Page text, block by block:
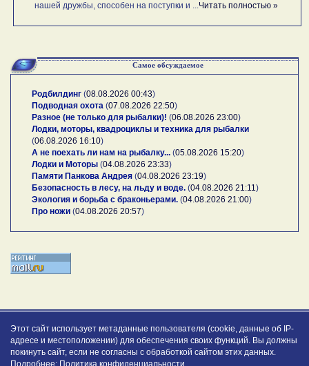
нашей дружбы, способен на поступки и ...Читать полностью »
Самое обсуждаемое
Родбилдинг (08.08.2026 00:43)
Подводная охота (07.08.2026 22:50)
Разное (не только для рыбалки)! (06.08.2026 23:00)
Лодки, моторы, квадроциклы и техника для рыбалки
(06.08.2026 16:10)
А не поехать ли нам на рыбалку... (05.08.2026 15:20)
Лодки и Моторы (04.08.2026 23:33)
Памяти Панкова Андрея (04.08.2026 23:19)
Безопасность в лесу, на льду и воде. (04.08.2026 21:11)
Экология и борьба с браконьерами. (04.08.2026 21:00)
Про ножи (04.08.2026 20:57)
Этот сайт использует метаданные пользователя (cookie, данные об IP-
адресе и местоположении) для обеспечения своих функций. Вы должны
покинуть сайт, если не согласны с обработкой сайтом этих данных.